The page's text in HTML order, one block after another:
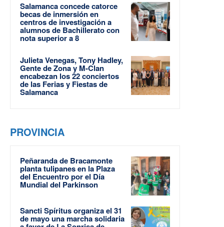
Salamanca concede catorce
becas de inmersión en
centros de investigación a
alumnos de Bachillerato con
nota superior a 8
Julieta Venegas, Tony Hadley,
Gente de Zona y M-Clan
encabezan los 22 conciertos
de las Ferias y Fiestas de
Salamanca
PROVINCIA
Peñaranda de Bracamonte
planta tulipanes en la Plaza
del Encuentro por el Día
Mundial del Parkinson
Sancti Spíritus organiza el 31
de mayo una marcha solidaria